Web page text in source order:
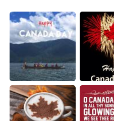
日本語 한국
Русский ไทย
Indonesia
Türkçe